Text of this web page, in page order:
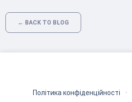
← BACK TO BLOG
Політика конфіденційності ·